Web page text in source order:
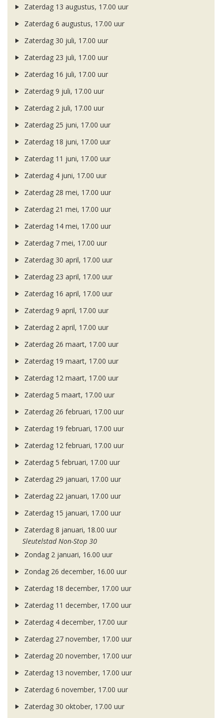
Zaterdag 13 augustus, 17.00 uur
Zaterdag 6 augustus, 17.00 uur
Zaterdag 30 juli, 17.00 uur
Zaterdag 23 juli, 17.00 uur
Zaterdag 16 juli, 17.00 uur
Zaterdag 9 juli, 17.00 uur
Zaterdag 2 juli, 17.00 uur
Zaterdag 25 juni, 17.00 uur
Zaterdag 18 juni, 17.00 uur
Zaterdag 11 juni, 17.00 uur
Zaterdag 4 juni, 17.00 uur
Zaterdag 28 mei, 17.00 uur
Zaterdag 21 mei, 17.00 uur
Zaterdag 14 mei, 17.00 uur
Zaterdag 7 mei, 17.00 uur
Zaterdag 30 april, 17.00 uur
Zaterdag 23 april, 17.00 uur
Zaterdag 16 april, 17.00 uur
Zaterdag 9 april, 17.00 uur
Zaterdag 2 april, 17.00 uur
Zaterdag 26 maart, 17.00 uur
Zaterdag 19 maart, 17.00 uur
Zaterdag 12 maart, 17.00 uur
Zaterdag 5 maart, 17.00 uur
Zaterdag 26 februari, 17.00 uur
Zaterdag 19 februari, 17.00 uur
Zaterdag 12 februari, 17.00 uur
Zaterdag 5 februari, 17.00 uur
Zaterdag 29 januari, 17.00 uur
Zaterdag 22 januari, 17.00 uur
Zaterdag 15 januari, 17.00 uur
Zaterdag 8 januari, 18.00 uur
Sleutelstad Non-Stop 30
Zondag 2 januari, 16.00 uur
Zondag 26 december, 16.00 uur
Zaterdag 18 december, 17.00 uur
Zaterdag 11 december, 17.00 uur
Zaterdag 4 december, 17.00 uur
Zaterdag 27 november, 17.00 uur
Zaterdag 20 november, 17.00 uur
Zaterdag 13 november, 17.00 uur
Zaterdag 6 november, 17.00 uur
Zaterdag 30 oktober, 17.00 uur